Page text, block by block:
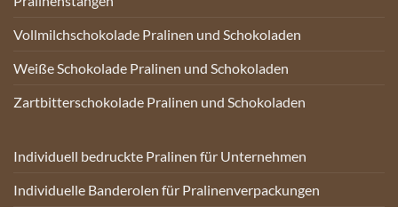
Vollmilchschokolade Pralinen und Schokoladen
Weiße Schokolade Pralinen und Schokoladen
Zartbitterschokolade Pralinen und Schokoladen
Individuell bedruckte Pralinen für Unternehmen
Individuelle Banderolen für Pralinenverpackungen